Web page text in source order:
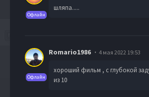
Офлайн
шляпа.....
Офлайн
Romario1986 4 мая 2022 19:53
хороший фильм , с глубокой
из 10